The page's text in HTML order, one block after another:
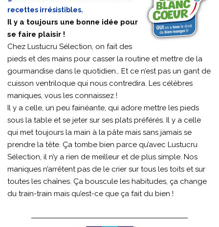
recettes irrésistibles.
Il y a toujours une bonne idée pour
se faire plaisir !
Chez Lustucru Sélection, on fait des
pieds et des mains pour casser la routine et mettre de la
gourmandise dans le quotidien… Et ce n’est pas un gant de
cuisson ventriloque qui nous contredira. Les célèbres
maniques, vous les connaissez !
Il y a celle, un peu fainéante, qui adore mettre les pieds
sous la table et se jeter sur ses plats préférés. Il y a celle
qui met toujours la main à la pâte mais sans jamais se
prendre la tête. Ça tombe bien parce qu’avec Lustucru
Sélection, il n’y a rien de meilleur et de plus simple. Nos
maniques n’arrêtent pas de le crier sur tous les toits et sur
toutes les chaînes. Ça bouscule les habitudes, ça change
du train-train mais qu’est-ce que ça fait du bien !